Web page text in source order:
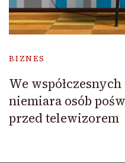
BIZNES
We
niemiara osób
przed telewizorem